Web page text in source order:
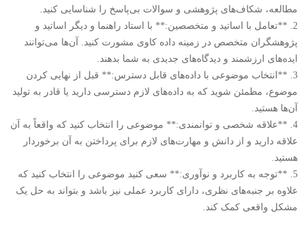
مطالعه، شکاف‌های پژوهشی و سوالات بی‌پاسخ را شناسایی کنید.
2. **تعامل با اساتید و متخصصین:** با استاد راهنما و دیگر اساتید و
پژوهشگران متخصص در زمینه داده کاوی مشورت کنید. آن‌ها می‌توانند
ایده‌های ارزشمند و دیدگاه‌های جدیدی به شما بدهند.
3. **انتخاب موضوعی با داده‌های قابل دسترس:** قبل از نهایی کردن
موضوع، مطمئن شوید که به داده‌های لازم دسترسی دارید یا قادر به تولید
آن‌ها هستید.
4. **علاقه شخصی و توانمندی:** موضوعی را انتخاب کنید که واقعاً به آن
علاقه دارید و از دانش و مهارت‌های لازم برای پرداختن به آن برخوردار
هستید.
5. **توجه به کاربرد و نوآوری:** سعی کنید موضوعی را انتخاب کنید که
علاوه بر جنبه‌های نظری، دارای کاربرد عملی نیز باشد و بتواند به حل یک
مشکل واقعی کمک کند.